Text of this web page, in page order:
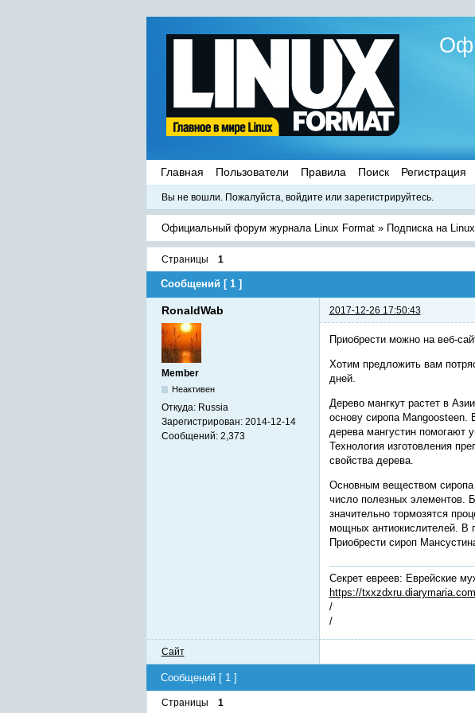
Главная Пользователи Правила Поиск Регистрация
Вы не вошли. Пожалуйста, войдите или зарегистрируйтесь.
Официальный форум журнала Linux Format » Подписка на
Страницы 1
Сообщений [ 1 ]
RonaldWab 2017-12-26 17:50:43
Member
Неактивен
Откуда: Russia
Зарегистрирован: 2014-12-14
Сообщений: 2,373
Приобрести можно на веб-
Хотим предложить вам
дней.
Дерево мангкут растет в
основу сиропа
дерева мангустин помогают
Технология изготовления
свойства дерева.
Основным веществом сиропа
число полезных элементов.
значительно тормозятся
мощных антиокислителей. В
Приобрести сироп
Секрет евреев: Еврейские
https://
/
/
Сайт
Сообщений [ 1 ]
Страницы 1